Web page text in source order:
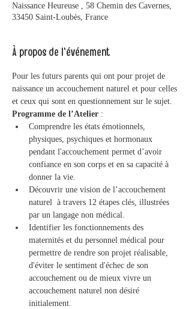
Naissance Heureuse , 58 Chemin des Cavernes,
33450 Saint-Loubès, France
À propos de l'événement
Pour les futurs parents qui ont pour projet de
naissance un accouchement naturel et pour celles
et ceux qui sont en questionnement sur le sujet.
Programme de l’Atelier :
Comprendre les états émotionnels,
physiques, psychiques et hormonaux
pendant l'accouchement permet d’avoir
confiance en son corps et en sa capacité à
donner la vie.
Découvrir une vision de l’accouchement
naturel  à travers 12 étapes clés, illustrées
par un langage non médical.
Identifier les fonctionnements des
maternités et du personnel médical pour
permettre de rendre son projet réalisable,
d'éviter le sentiment d'échec de son
accouchement ou de mieux vivre un
accouchement naturel non désiré
initialement.